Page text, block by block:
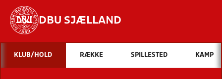
DBU SJÆLLAND
Hvad vil du søge efter?
INDHOLD OG NYHEDER
KLUB/HOLD RÆKKE SPILLESTED KAMP